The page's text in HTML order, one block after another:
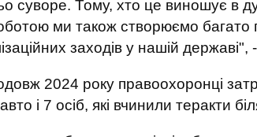
суворе. Тому, хто це виношує в
ми також створюємо багато
заходів у нашій державі",
2024 року правоохоронці
авто і 7 осіб, які вчинили теракти